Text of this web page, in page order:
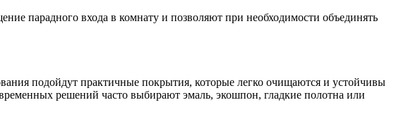
парадного входа в комнату и позволяют при необходимости объединять
подойдут практичные покрытия, которые легко очищаются и устойчивы
решений часто выбирают эмаль, экошпон, гладкие полотна или